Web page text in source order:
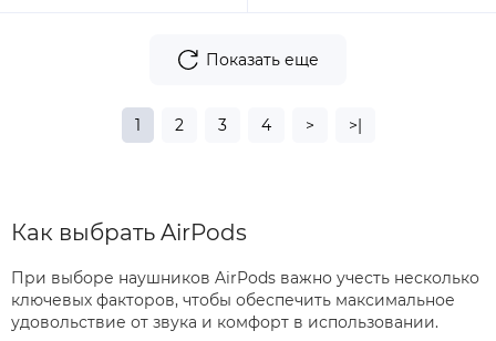
Показать еще
1 2 3 4 > >|
Как выбрать AirPods
При выборе наушников AirPods важно учесть несколько
ключевых факторов, чтобы обеспечить максимальное
удовольствие от звука и комфорт в использовании.